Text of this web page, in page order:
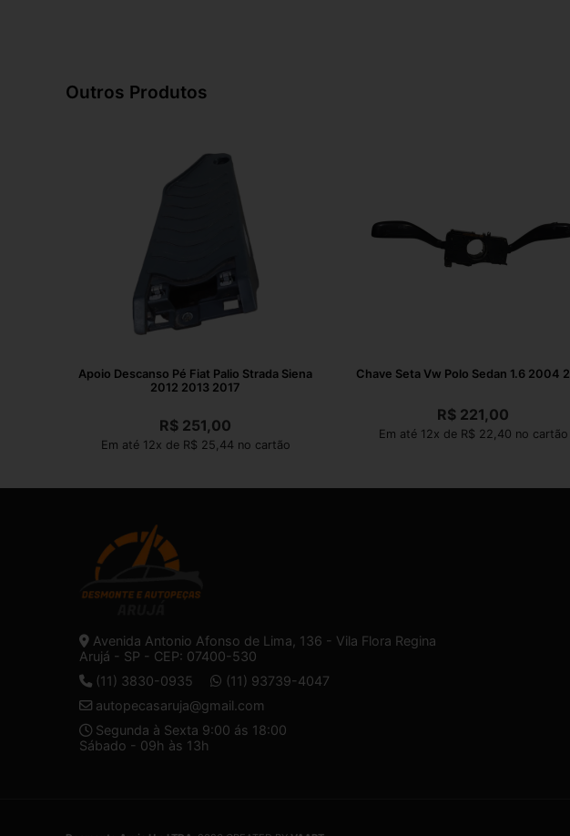
Outros Produtos
Apoio Descanso Pé Fiat Palio Strada Siena
2012 2013 2017
R$ 251,00
Em até 12x de R$ 25,44 no cartão
Chave Seta Vw Polo Sedan 1.6 2004
R$ 221,00
Em até 12x de R$ 22,40 no cartão
Avenida Antonio Afonso de Lima, 136 - Vila Flora Regina
Arujá - SP - CEP: 07400-530
(11) 3830-0935
(11) 93739-4047
autopecasaruja@gmail.com
Segunda à Sexta 9:00 ás 18:00
Sábado - 09h às 13h